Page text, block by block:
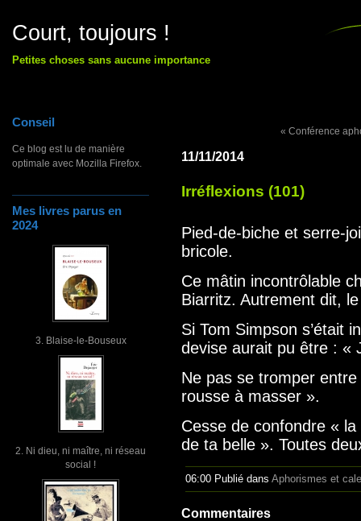
Court, toujours !
Petites choses sans aucune importance
Conseil
Ce blog est lu de manière
optimale avec Mozilla Firefox.
Mes livres parus en
2024
3. Blaise-le-Bouseux
2. Ni dieu, ni maître, ni réseau
social !
« Conférence
11/11/2014
Irréflexions (101)
Pied-de-biche et serre-
bricole.
Ce mâtin incontrôlable
Biarritz. Autrement dit,
Si Tom Simpson s’était
devise aurait pu être : «
Ne pas se tromper
rousse à masser ».
Cesse de confondre «
de ta belle ». Toutes
06:00 Publié dans Aphorismes et
Commentaires